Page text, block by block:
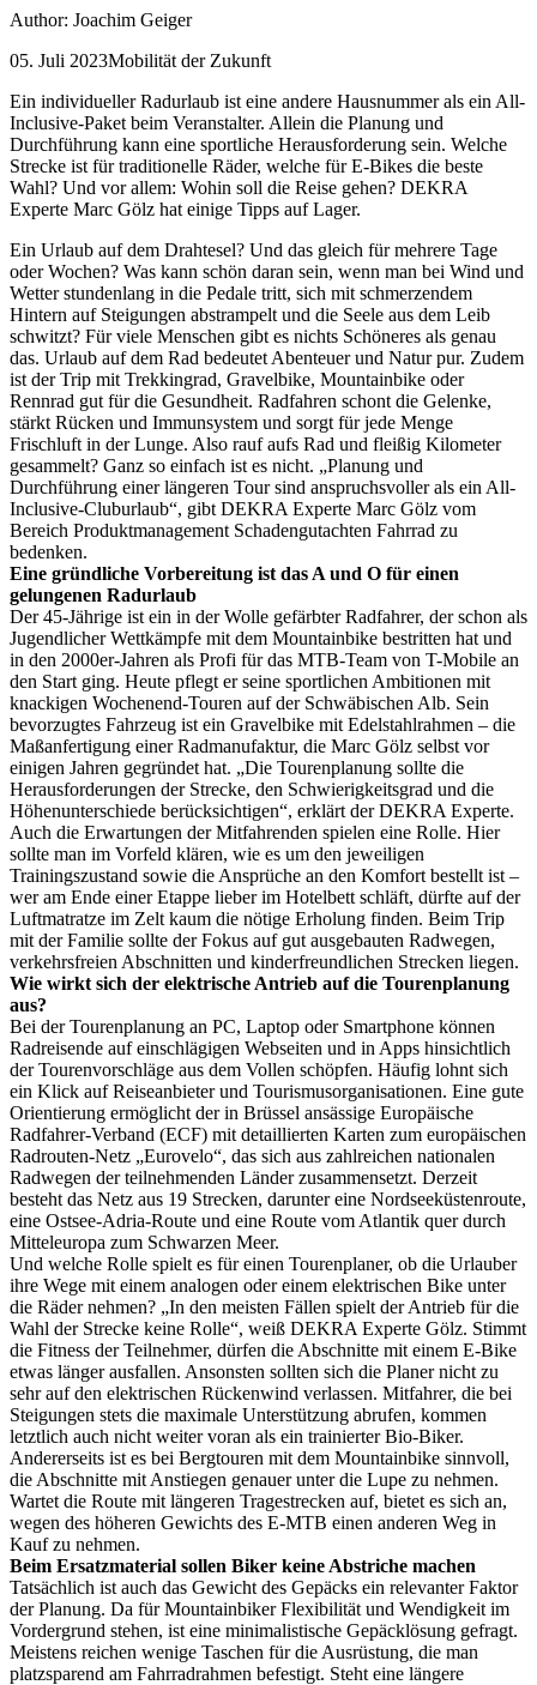
Author: Joachim Geiger
05. Juli 2023Mobilität der Zukunft
Ein individueller Radurlaub ist eine andere Hausnummer als ein All-
Inclusive-Paket beim Veranstalter. Allein die Planung und
Durchführung kann eine sportliche Herausforderung sein. Welche
Strecke ist für traditionelle Räder, welche für E-Bikes die beste
Wahl? Und vor allem: Wohin soll die Reise gehen? DEKRA
Experte Marc Gölz hat einige Tipps auf Lager.
Ein Urlaub auf dem Drahtesel? Und das gleich für mehrere Tage
oder Wochen? Was kann schön daran sein, wenn man bei Wind und
Wetter stundenlang in die Pedale tritt, sich mit schmerzendem
Hintern auf Steigungen abstrampelt und die Seele aus dem Leib
schwitzt? Für viele Menschen gibt es nichts Schöneres als genau
das. Urlaub auf dem Rad bedeutet Abenteuer und Natur pur. Zudem
ist der Trip mit Trekkingrad, Gravelbike, Mountainbike oder
Rennrad gut für die Gesundheit. Radfahren schont die Gelenke,
stärkt Rücken und Immunsystem und sorgt für jede Menge
Frischluft in der Lunge. Also rauf aufs Rad und fleißig Kilometer
gesammelt? Ganz so einfach ist es nicht. „Planung und
Durchführung einer längeren Tour sind anspruchsvoller als ein All-
Inclusive-Cluburlaub“, gibt DEKRA Experte Marc Gölz vom
Bereich Produktmanagement Schadengutachten Fahrrad zu
bedenken.
Eine gründliche Vorbereitung ist das A und O für einen
gelungenen Radurlaub
Der 45-Jährige ist ein in der Wolle gefärbter Radfahrer, der schon als
Jugendlicher Wettkämpfe mit dem Mountainbike bestritten hat und
in den 2000er-Jahren als Profi für das MTB-Team von T-Mobile an
den Start ging. Heute pflegt er seine sportlichen Ambitionen mit
knackigen Wochenend-Touren auf der Schwäbischen Alb. Sein
bevorzugtes Fahrzeug ist ein Gravelbike mit Edelstahlrahmen – die
Maßanfertigung einer Radmanufaktur, die Marc Gölz selbst vor
einigen Jahren gegründet hat. „Die Tourenplanung sollte die
Herausforderungen der Strecke, den Schwierigkeitsgrad und die
Höhenunterschiede berücksichtigen“, erklärt der DEKRA Experte.
Auch die Erwartungen der Mitfahrenden spielen eine Rolle. Hier
sollte man im Vorfeld klären, wie es um den jeweiligen
Trainingszustand sowie die Ansprüche an den Komfort bestellt ist –
wer am Ende einer Etappe lieber im Hotelbett schläft, dürfte auf der
Luftmatratze im Zelt kaum die nötige Erholung finden. Beim Trip
mit der Familie sollte der Fokus auf gut ausgebauten Radwegen,
verkehrsfreien Abschnitten und kinderfreundlichen Strecken liegen.
Wie wirkt sich der elektrische Antrieb auf die Tourenplanung
aus?
Bei der Tourenplanung an PC, Laptop oder Smartphone können
Radreisende auf einschlägigen Webseiten und in Apps hinsichtlich
der Tourenvorschläge aus dem Vollen schöpfen. Häufig lohnt sich
ein Klick auf Reiseanbieter und Tourismusorganisationen. Eine gute
Orientierung ermöglicht der in Brüssel ansässige Europäische
Radfahrer-Verband (ECF) mit detaillierten Karten zum europäischen
Radrouten-Netz „Eurovelo“, das sich aus zahlreichen nationalen
Radwegen der teilnehmenden Länder zusammensetzt. Derzeit
besteht das Netz aus 19 Strecken, darunter eine Nordseeküstenroute,
eine Ostsee-Adria-Route und eine Route vom Atlantik quer durch
Mitteleuropa zum Schwarzen Meer.
Und welche Rolle spielt es für einen Tourenplaner, ob die Urlauber
ihre Wege mit einem analogen oder einem elektrischen Bike unter
die Räder nehmen? „In den meisten Fällen spielt der Antrieb für die
Wahl der Strecke keine Rolle“, weiß DEKRA Experte Gölz. Stimmt
die Fitness der Teilnehmer, dürfen die Abschnitte mit einem E-Bike
etwas länger ausfallen. Ansonsten sollten sich die Planer nicht zu
sehr auf den elektrischen Rückenwind verlassen. Mitfahrer, die bei
Steigungen stets die maximale Unterstützung abrufen, kommen
letztlich auch nicht weiter voran als ein trainierter Bio-Biker.
Andererseits ist es bei Bergtouren mit dem Mountainbike sinnvoll,
die Abschnitte mit Anstiegen genauer unter die Lupe zu nehmen.
Wartet die Route mit längeren Tragestrecken auf, bietet es sich an,
wegen des höheren Gewichts des E-MTB einen anderen Weg in
Kauf zu nehmen.
Beim Ersatzmaterial sollen Biker keine Abstriche machen
Tatsächlich ist auch das Gewicht des Gepäcks ein relevanter Faktor
der Planung. Da für Mountainbiker Flexibilität und Wendigkeit im
Vordergrund stehen, ist eine minimalistische Gepäcklösung gefragt.
Meistens reichen wenige Taschen für die Ausrüstung, die man
platzsparend am Fahrradrahmen befestigt. Steht eine längere